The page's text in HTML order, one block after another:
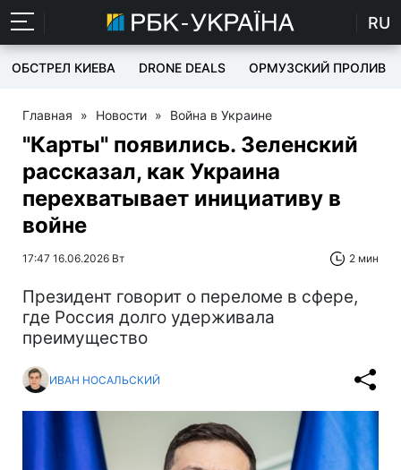
RU
ОБСТРЕЛ КИЕВА DRONE DEALS ОРМУЗСКИЙ ПРОЛИВ
Главная » Новости » Война в Украине
"Карты" появились. Зеленский
рассказал, как Украина
перехватывает инициативу в
войне
17:47 16.06.2026 Вт 2 мин
Президент говорит о переломе в сфере,
где Россия долго удерживала
преимущество
ИВАН НОСАЛЬСКИЙ